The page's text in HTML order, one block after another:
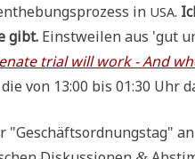
in USA.
gibt. Einst­wei­len aus 'gut
tri­al will work - And
von 13:00 bis 01:30 Uhr
"Geschäfts­ord­nungs­tag"